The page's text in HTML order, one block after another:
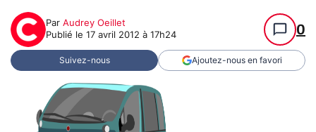
Par Audrey Oeillet
Publié le 17 avril 2012 à 17h24 0
Suivez-nous Ajoutez-nous en favori